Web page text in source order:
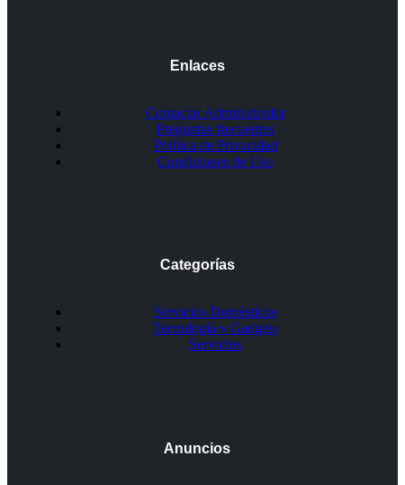
Enlaces
Contactar Administrador
Preguntas frecuentes
Política de Privacidad
Condiciones de Uso
Categorías
Servicios Domésticos
Tecnología y Gadgets
Servicios
Anuncios